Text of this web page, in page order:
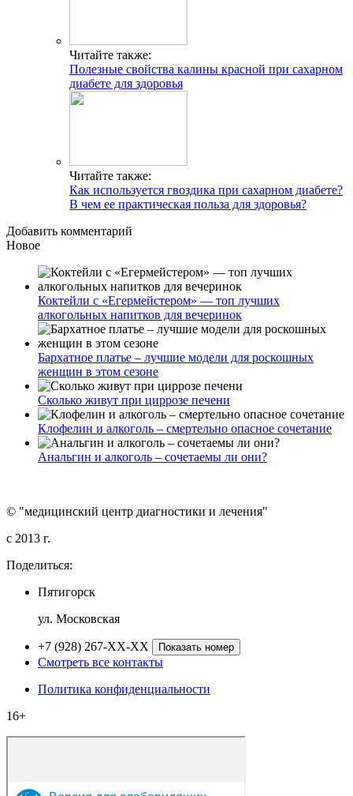
Читайте также:
Полезные свойства калины красной при сахарном
диабете для здоровья
Читайте также:
Как используется гвоздика при сахарном диабете?
В чем ее практическая польза для здоровья?
Добавить комментарий
Новое
Коктейли с «Егермейстером» — топ лучших
алкогольных напитков для вечеринок
Бархатное платье – лучшие модели для роскошных
женщин в этом сезоне
Сколько живут при циррозе печени
Клофелин и алкоголь – смертельно опасное сочетание
Анальгин и алкоголь – сочетаемы ли они?
© "медицинский центр диагностики и лечения"
c 2013 г.
Поделиться:
Пятигорск
ул. Московская
+7 (928) 267-XX-XX Показать номер
Смотреть все контакты
Политика конфиденциальности
16+